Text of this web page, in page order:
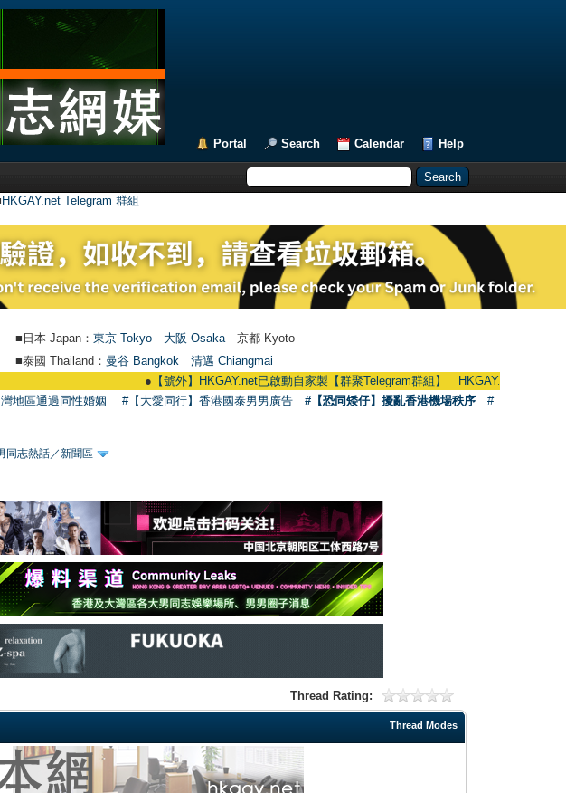
Portal Search Calendar Help
HKGAY.net Telegram 群組
■日本 Japan： 東京 Tokyo 大阪 Osaka 京都 Kyoto
■泰國 Thailand： 曼谷 Bangkok
清邁 Chiangmai
【號外】HKGAY.net已啟動自家製【群聚Telegram群組】 HKGAY.net has already opened
地區通過同性婚姻 #【大愛同行】香港國泰男男廣告 #【恐同矮仔】擾亂香港機場秩序
#
同志熱話／新聞區
Thread Rating:
Thread Modes